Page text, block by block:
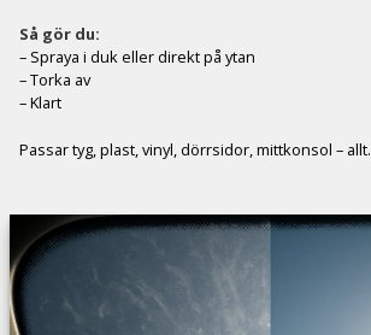
Så gör du:
– Spraya i duk eller direkt på ytan
– Torka av
– Klart
Passar tyg, plast, vinyl, dörrsidor, mittkonsol – allt.